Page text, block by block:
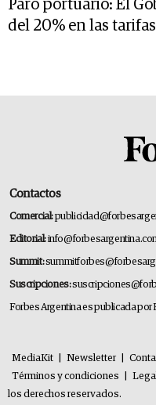
Paro portuario: El
del 20% en las tarifas
Contactos
Comercial:
Editorial:
Summit:
Suscripciones:
Forbes Argentina es publicada por
MediaKit Newsletter
Términos y condiciones
los derechos reservados.